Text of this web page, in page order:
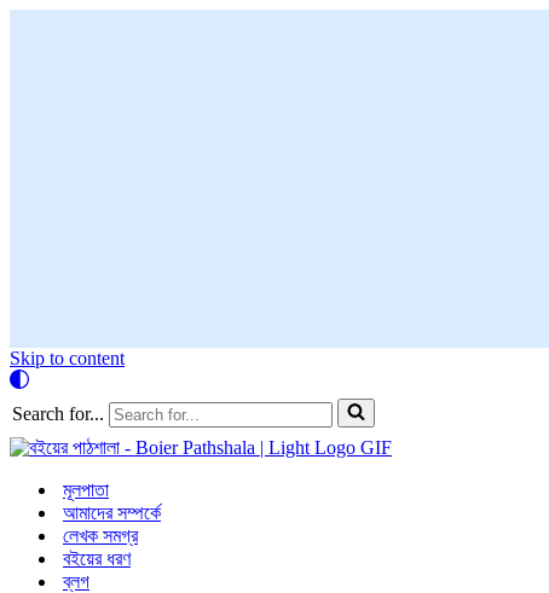
Skip to content
Search for...
মূলপাতা
আমাদের সম্পর্কে
লেখক সমগ্র
বইয়ের ধরণ
ব্লগ